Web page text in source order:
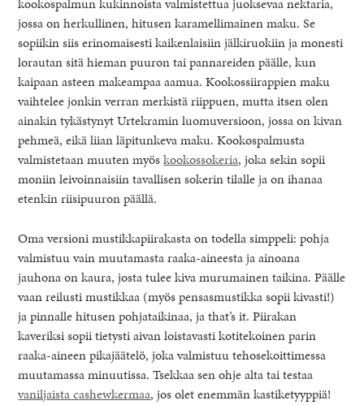
kookospalmun kukinnoista valmistettua juoksevaa nektaria,
jossa on herkullinen, hitusen karamellimainen maku. Se
sopiikin siis erinomaisesti kaikenlaisiin jälkiruokiin ja monesti
lorautan sitä hieman puuron tai pannareiden päälle, kun
kaipaan asteen makeampaa aamua. Kookossiirappien maku
vaihtelee jonkin verran merkistä riippuen, mutta itsen olen
ainakin tykästynyt Urtekramin luomuversioon, jossa on kivan
pehmeä, eikä liian läpitunkeva maku. Kookospalmusta
valmistetaan muuten myöskookossokeria, joka sekin sopii
moniin leivoinnaisiin tavallisen sokerin tilalle ja on ihanaa
etenkin riisipuuron päällä.
Oma versioni mustikkapiirakasta on todella simppeli: pohja
valmistuu vain muutamasta raaka-aineesta ja ainoana
jauhona on kaura, josta tulee kiva murumainen taikina. Päälle
vaan reilusti mustikkaa (myös pensasmustikka sopii kivasti!)
ja pinnalle hitusen pohjataikinaa, ja that’s it. Piirakan
kaveriksi sopii tietysti aivan loistavasti kotitekoinen parin
raaka-aineen pikajäätelö, joka valmistuu tehosekoittimessa
muutamassa minuutissa. Tsekkaa sen ohje alta tai testaa
vaniljaista cashewkermaa, jos olet enemmän kastiketyyppiä!